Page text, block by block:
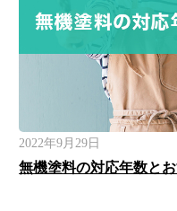
2022年9月29日
無機塗料の対応年数と